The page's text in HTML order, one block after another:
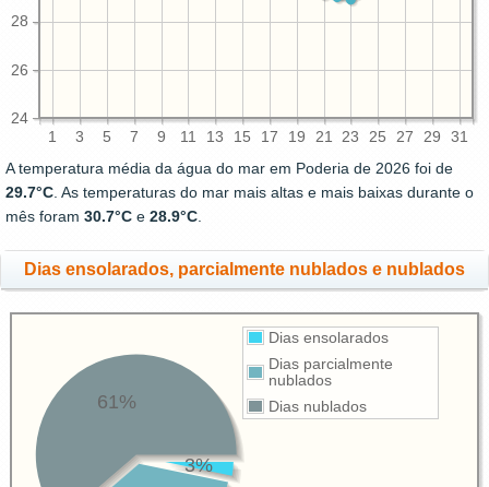
1 3 5 7 9 11 13 15 17 19 21 23 25 27 29 31
24
26
28
A temperatura média da água do mar em Poderia de 2026 foi de
29.7°C. As temperaturas do mar mais altas e mais baixas durante o
mês foram 30.7°C e 28.9°C.
Dias ensolarados, parcialmente nublados e nublados
Dias ensolarados
Dias parcialmente
nublados
Dias nublados
3%
61%